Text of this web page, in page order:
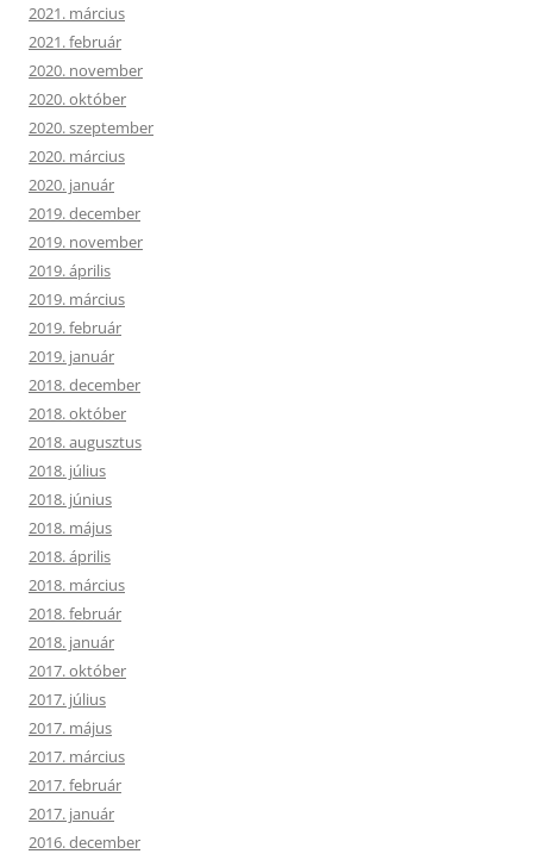
2021. március
2021. február
2020. november
2020. október
2020. szeptember
2020. március
2020. január
2019. december
2019. november
2019. április
2019. március
2019. február
2019. január
2018. december
2018. október
2018. augusztus
2018. július
2018. június
2018. május
2018. április
2018. március
2018. február
2018. január
2017. október
2017. július
2017. május
2017. március
2017. február
2017. január
2016. december